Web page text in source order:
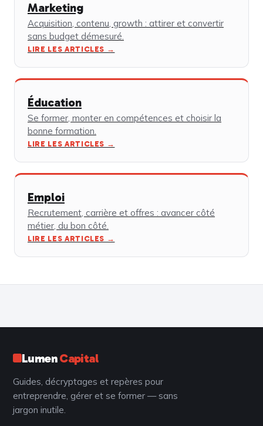
Marketing
Acquisition, contenu, growth : attirer et convertir
sans budget démesuré.
LIRE LES ARTICLES →
Éducation
Se former, monter en compétences et choisir la
bonne formation.
LIRE LES ARTICLES →
Emploi
Recrutement, carrière et offres : avancer côté
métier, du bon côté.
LIRE LES ARTICLES →
LumenCapital
Guides, décryptages et repères pour
entreprendre, gérer et se former — sans
jargon inutile.